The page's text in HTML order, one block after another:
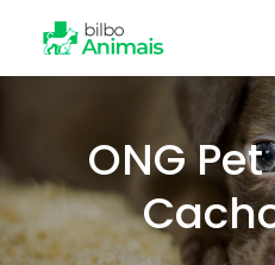
content
ONG